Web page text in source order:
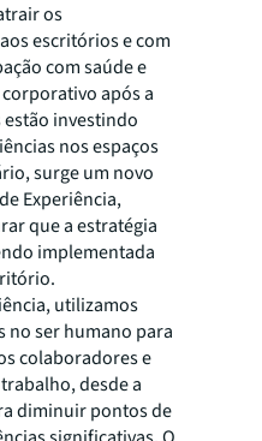
os
escritórios e com
com saúde e
após a
estão investindo
nos espaços
surge um novo
Experiência,
que a estratégia
implementada
utilizamos
no ser humano para
colaboradores e
desde a
diminuir pontos de